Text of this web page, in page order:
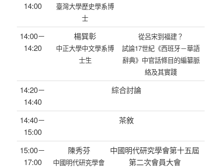
14:00
臺灣大學歷史學系博
士
14:00－
14:20
楊巽彰
中正大學中文學系博
士生
從呂宋到福建？
試論17世紀《西班牙－華語
辭典》中官話條目的編纂脈
絡及其實踐
14:20－
14:40
綜合討論
14:40－
15:00
茶敘
15:00－
17:00
陳秀芬
中國明代研究學會
中國明代研究學會第十五屆
第二次會員大會